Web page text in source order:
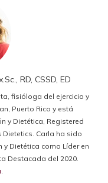
RD, CSSD, ED
fisióloga del ejercicio y
Puerto Rico y está
y Dietética, Registered
Carla ha sido
Dietética como Líder en
Destacada del 2020.
.